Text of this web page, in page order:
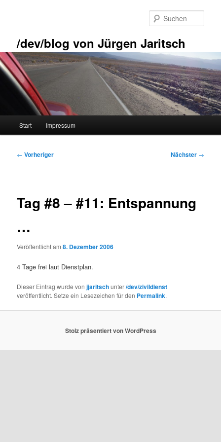
/dev/blog von Jürgen Jaritsch
Start Impressum
Beitragsnavigation
← Vorheriger Nächster →
Tag #8 – #11: Entspannung
…
Veröffentlicht am8. Dezember 2006
4 Tage frei laut Dienstplan.
Dieser Eintrag wurde vonjjaritschunter/dev/zivildienst
veröffentlicht. Setze ein Lesezeichen für den Permalink.
Stolz präsentiert von WordPress